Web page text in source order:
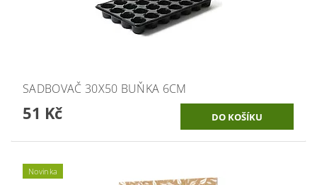
SADBOVAČ 30X50 BUŇKA 6CM
51 Kč
Novinka